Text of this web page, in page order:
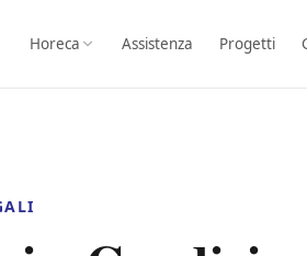
Horeca Assistenza Progetti